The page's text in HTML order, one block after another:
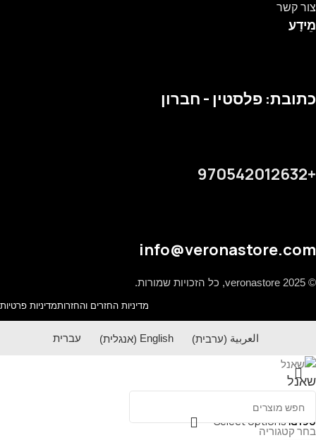
צור קשר
מֵידָע
כתובת: פלסטין - חברון
+970542012632
info@veronastore.com
© 2025 veronastore, כל הזכויות שמורות.
מדיניות החזרים והחזרותמדיניות פרטיות
العربية (ערבית)
English
(אנגלית) עברית
בחר קטגוריה
שאנל
₪190
Select options